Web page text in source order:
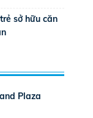
sở hữu căn
Plaza